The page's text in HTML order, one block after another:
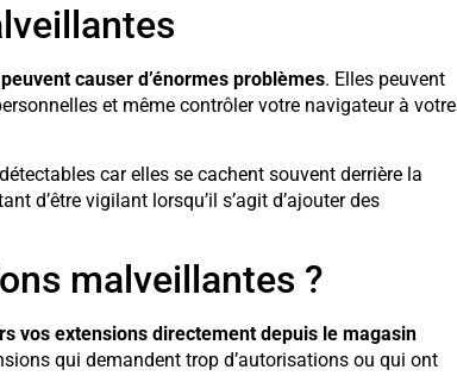
causer d’énormes problèmes. Elles peuvent
et même contrôler votre navigateur à votre
car elles se cachent souvent derrière la
d’être vigilant lorsqu’il s’agit d’ajouter des
malveillantes ?
vos extensions directement depuis le magasin
qui demandent trop d’autorisations ou qui ont